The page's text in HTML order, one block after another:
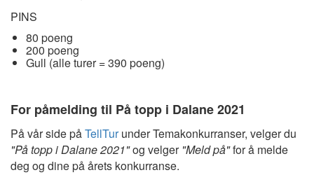
PINS
80 poeng
200 poeng
Gull (alle turer = 390 poeng)
For påmelding til På topp i Dalane 2021
På vår side påTellTurunder Temakonkurranser, velger du
"På topp i Dalane 2021"og velger"Meld på"for å melde
deg og dine på årets konkurranse.